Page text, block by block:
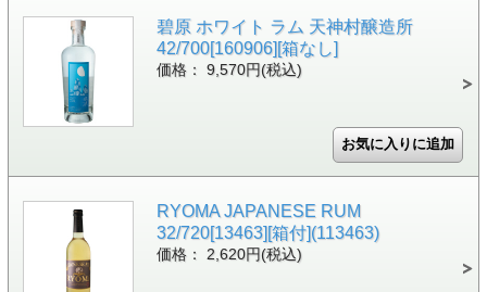
碧原 ホワイト ラム 天神村醸造所
42/700[160906][箱なし]
価格： 9,570円(税込)
RYOMA JAPANESE RUM
32/720[13463][箱付](113463)
価格： 2,620円(税込)